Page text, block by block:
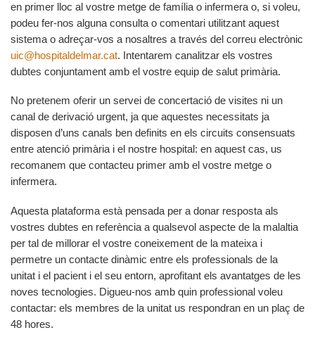
en primer lloc al vostre metge de família o infermera o, si voleu,
podeu fer-nos alguna consulta o comentari utilitzant aquest
sistema o adreçar-vos a nosaltres a través del correu electrònic
uic@hospitaldelmar.cat. Intentarem canalitzar els vostres
dubtes conjuntament amb el vostre equip de salut primària.
No pretenem oferir un servei de concertació de visites ni un
canal de derivació urgent, ja que aquestes necessitats ja
disposen d’uns canals ben definits en els circuits consensuats
entre atenció primària i el nostre hospital: en aquest cas, us
recomanem que contacteu primer amb el vostre metge o
infermera.
Aquesta plataforma està pensada per a donar resposta als
vostres dubtes en referència a qualsevol aspecte de la malaltia
per tal de millorar el vostre coneixement de la mateixa i
permetre un contacte dinàmic entre els professionals de la
unitat i el pacient i el seu entorn, aprofitant els avantatges de les
noves tecnologies. Digueu-nos amb quin professional voleu
contactar: els membres de la unitat us respondran en un plaç de
48 hores.